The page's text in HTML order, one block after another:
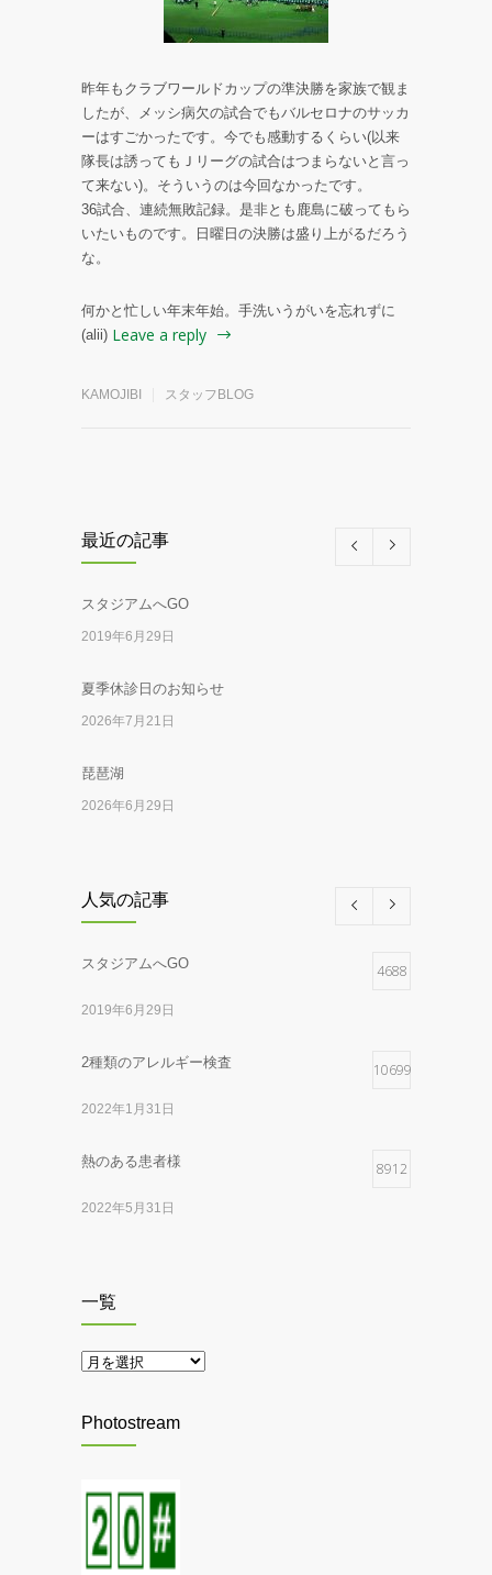
昨年もクラブワールドカップの準決勝を家族で観ま
したが、メッシ病欠の試合でもバルセロナのサッカ
ーはすごかったです。今でも感動するくらい(以来
隊長は誘ってもＪリーグの試合はつまらないと言っ
て来ない)。そういうのは今回なかったです。
36試合、連続無敗記録。是非とも鹿島に破ってもら
いたいものです。日曜日の決勝は盛り上がるだろう
な。
何かと忙しい年末年始。手洗いうがいを忘れずに
(alii) Leave a reply
KAMOJIBI スタッフBLOG
最近の記事
スタジアムへGO
2019年6月29日
夏季休診日のお知らせ
2026年7月21日
琵琶湖
2026年6月29日
2026年5月29日
2026年2月28日
2025年12月17日
本の紹介
2025年5月26日
MIRO展
節分に鬼退治
人気の記事
スタジアムへGO 4688
2019年6月29日
2種類のアレルギー検査 10699
2022年1月31日
熱のある患者様 8912
2022年5月31日
2015年12月15日
41項目アレルギー検査
2015年9月16日
スターウォーズ展
一覧
一
Photostream